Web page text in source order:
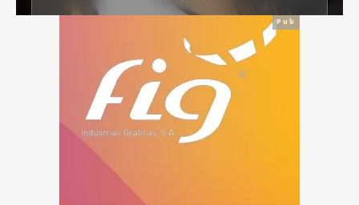
Pub